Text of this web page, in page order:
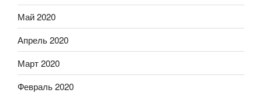
Май 2020
Апрель 2020
Март 2020
Февраль 2020